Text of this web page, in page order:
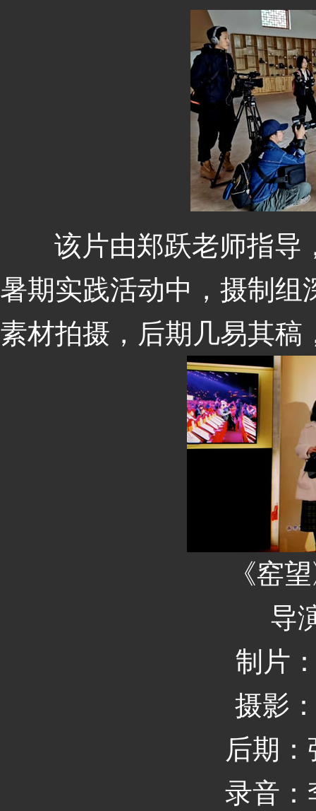
该片由郑跃老师指导
暑期实践活动中，摄制
素材拍摄，后期几易其稿
《窑
导
制片
摄影
后期
录音